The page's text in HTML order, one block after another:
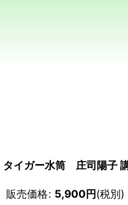
タイガー水筒 庄司陽
販売価格: 5,900円(税別)